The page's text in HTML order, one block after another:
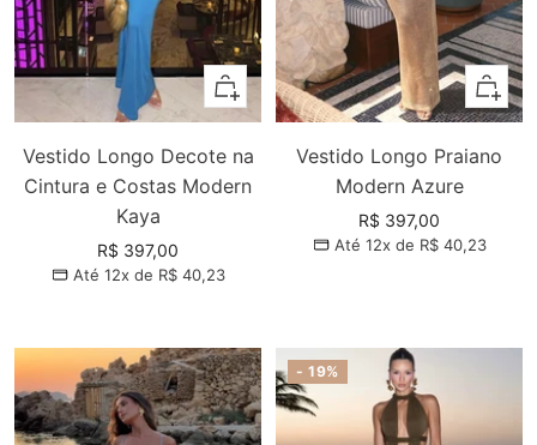
Adicionar
Vestido Longo Decote na
Cintura e Costas Modern
Kaya
Preço
promocional
R$ 397,00
Até 12x de R$ 40,23
Vestido Longo Praiano
Modern Azure
Preço
promocional
R$ 397,00
Até 12x de R$ 40,23
- 19%